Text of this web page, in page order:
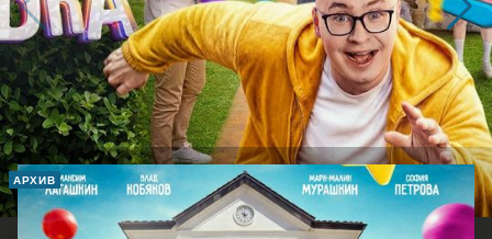
АРХИВ